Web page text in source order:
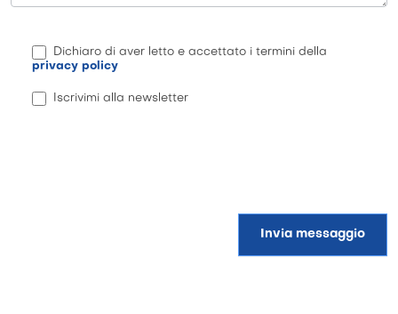
Dichiaro di aver letto e accettato i termini della
privacy policy
Iscrivimi alla newsletter
Invia messaggio